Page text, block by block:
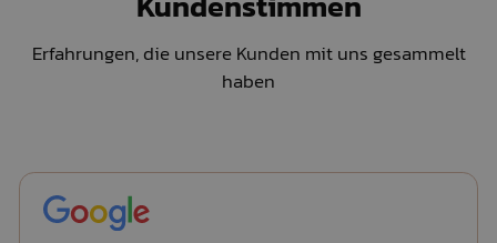
Erfahrungen, die unsere Kunden mit uns gesammelt
haben